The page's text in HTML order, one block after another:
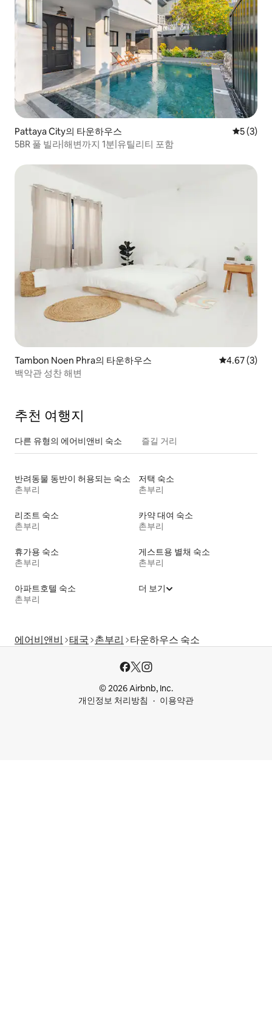
Pattaya City의 타운하우스 평점 5점
5 (3)
5BR 풀 빌라|해변까지 1분|유틸리티 포함
Tambon Noen Phra의 타운하우스 평점 4.67점
4.67 (3)
백악관 성찬 해변
추천 여행지
다른 유형의 에어비앤비 숙소 즐길 거리
반려동물 동반이 허용되는 숙소
촌부리
저택 숙소
촌부리
리조트 숙소
촌부리
카약 대여 숙소
촌부리
휴가용 숙소
촌부리
게스트용 별채 숙소
촌부리
아파트호텔 숙소
촌부리
더 보기
에어비앤비 태국 촌부리 타운하우스 숙소
© 2026 Airbnb, Inc.
개인정보 처리방침
이용약관